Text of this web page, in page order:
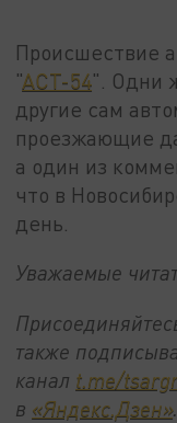
Происшествие
"АСТ-54". Одни
другие сам
проезжающие
а один из
что в
день.
Уважаемые
также
канал t.me/
в «Яндекс.Дзен»